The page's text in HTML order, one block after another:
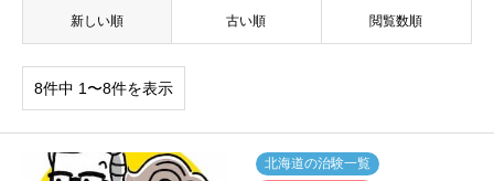
新しい順 古い順 閲覧数順
8件中 1〜8件を表示
北海道の治験一覧